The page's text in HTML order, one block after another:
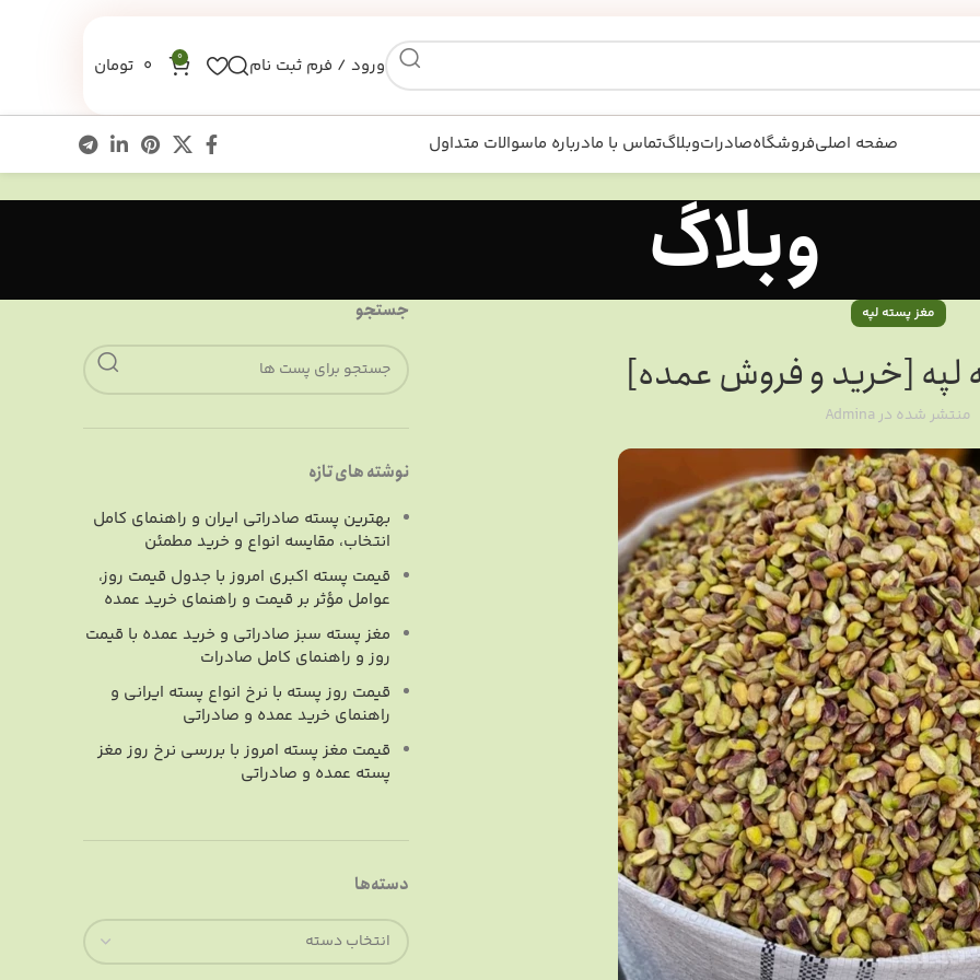
ورود / فرم ثبت نام 0
0 تومان
صفحه اصلیفروشگاهصادراتوبلاگتماس با مادرباره ماسوالات متداول
وبلاگ
مغز پسته لپه
لپه [خرید و فروش عمده]
منتشر شده درAdmina
جستجو
نوشته های تازه
بهترین پسته صادراتی ایران و راهنمای کامل
انتخاب، مقایسه انواع و خرید مطمئن
قیمت پسته اکبری امروز با جدول قیمت روز،
عوامل مؤثر بر قیمت و راهنمای خرید عمده
مغز پسته سبز صادراتی و خرید عمده با قیمت
روز و راهنمای کامل صادرات
قیمت روز پسته با نرخ انواع پسته ایرانی و
راهنمای خرید عمده و صادراتی
قیمت مغز پسته امروز با بررسی نرخ روز مغز
پسته عمده و صادراتی
دسته‌ها